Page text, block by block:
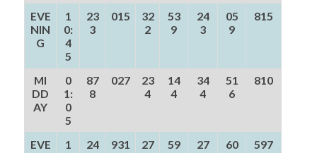
EVE
NIN
G
1
0:
4
5
23
3
015
32
2
53
9
24
3
05
9
815
MI
DD
AY
0
1:
0
5
87
8
027
23
4
14
4
34
4
51
6
810
EVE
1
24
931
27
59
27
60
597